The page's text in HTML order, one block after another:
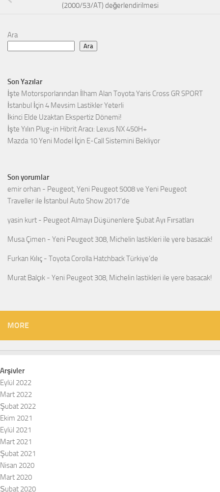
(2000/53/AT) değerlendirilmesi
Ara
Ara
Son Yazılar
İşte Motorsporlarından İlham Alan Toyota Yaris Cross GR SPORT
İstanbul İçin 4 Mevsim Lastikler Yeterli
İkinci Elde Uzaktan Ekspertiz Dönemi!
İşte Yılın Plug-in Hibrit Aracı: Lexus NX 450H+
Mazda 10 Yeni Model İçin E-Call Sistemini Bekliyor
Son yorumlar
emir orhan - Peugeot, Yeni Peugeot 5008 ve Yeni Peugeot
Traveller ile İstanbul Auto Show 2017’de
yasin kurt - Peugeot Almayı Düşünenlere Şubat Ayı Fırsatları
Musa Çimen - Yeni Peugeot 308, Michelin lastikleri ile yere basacak!
Furkan Kılıç - Toyota Corolla Hatchback Türkiye’de
Murat Balçık - Yeni Peugeot 308, Michelin lastikleri ile yere basacak!
MORE
Arşivler
Eylül 2022
Mart 2022
Şubat 2022
Ekim 2021
Eylül 2021
Mart 2021
Şubat 2021
Nisan 2020
Mart 2020
Şubat 2020